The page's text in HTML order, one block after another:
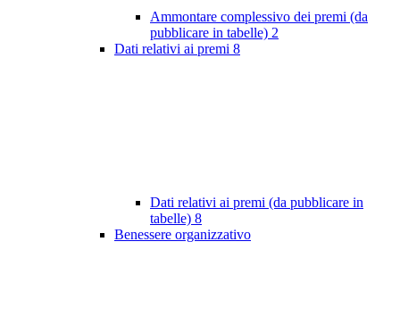
Ammontare complessivo dei premi (da
pubblicare in tabelle) 2
Dati relativi ai premi 8
Dati relativi ai premi (da pubblicare in
tabelle) 8
Benessere organizzativo